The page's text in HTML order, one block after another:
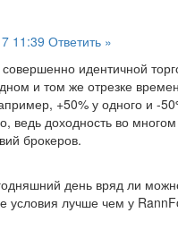
11:39 Ответить »
идентичной
и том же отрезке
+50% у одного и -
ведь доходность во многом
брокеров.
день вряд ли
условия лучше чем у